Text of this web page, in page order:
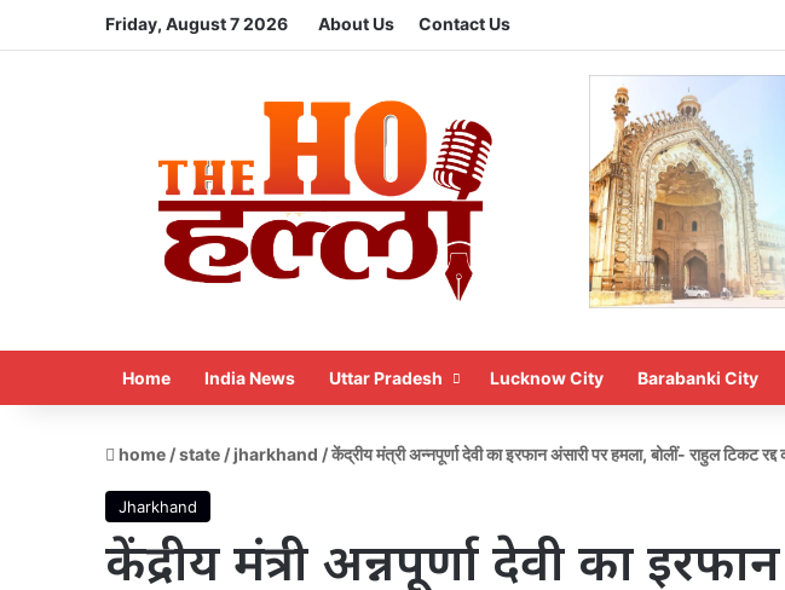
Friday, August 7 2026 About Us Contact Us
Home India News Uttar Pradesh Lucknow City Barabanki City
home /state /jharkhand /केंद्रीय मंत्री अन्नपूर्णा देवी का इरफान अंसारी पर हमला, बोलीं- राहुल टिकट रद्द
Jharkhand
केंद्रीय मंत्री अन्नपूर्णा देवी का